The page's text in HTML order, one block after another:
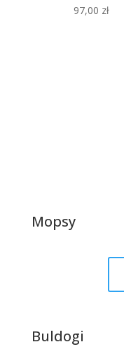
97,00 zł
Mopsy
Buldogi